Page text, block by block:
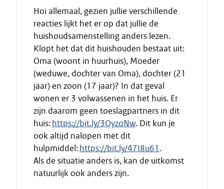
Hoi allemaal, gezien jullie verschillende
reacties lijkt het er op dat jullie de
huishoudsamenstelling anders lezen.
Klopt het dat dit huishouden bestaat uit:
Oma (woont in huurhuis), Moeder
(weduwe, dochter van Oma), dochter (21
jaar) en zoon (17 jaar)? In dat geval
wonen er 3 volwassenen in het huis. Er
zijn daarom geen toeslagpartners in dit
huis: https://bit.ly/3OyzqNw. Dit kun je
ook altijd nalopen met dit
hulpmiddel: https://bit.ly/47I8u61 .
Als de situatie anders is, kan de uitkomst
natuurlijk ook anders zijn.